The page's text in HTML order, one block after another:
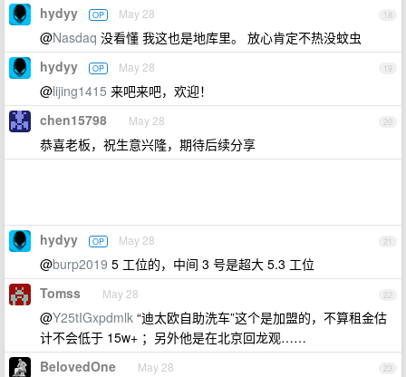
18
hydyy OP May 28
@Nasdaq 没看懂 我这也是地库里。 放心肯定不热没蚊虫
19
hydyy OP May 28
@lijing1415 来吧来吧，欢迎！
20
chen15798 May 28
恭喜老板，祝生意兴隆，期待后续分享
21
hydyy OP May 28
@burp2019 5 工位的，中间 3 号是超大 5.3 工位
22
Tomss May 28
@Y25tIGxpdmlk “迪太欧自助洗车”这个是加盟的，不算租金估
计不会低于 15w+ ；另外他是在北京回龙观……
23
BelovedOne May 28